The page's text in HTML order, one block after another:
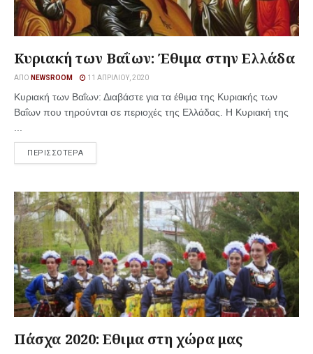
Κυριακή των Βαΐων: Έθιμα στην Ελλάδα
ΑΠΌ NEWSROOM 11 ΑΠΡΙΛΊΟΥ, 2020
Κυριακή των Βαΐων: Διαβάστε για τα έθιμα της Κυριακής των
Βαΐων που τηρούνται σε περιοχές της Ελλάδας. Η Κυριακή της
ΠΕΡΙΣΣΟΤΕΡΑ
Πάσχα 2020: Εθιμα στη χώρα μας